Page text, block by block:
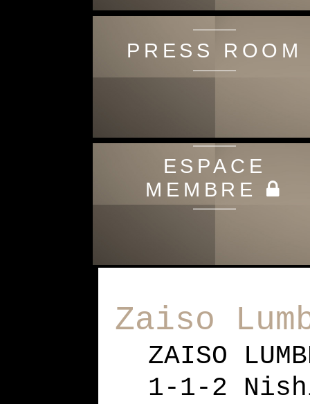
PRESS ROOM
ESPACE
MEMBRE
Zaiso
ZAISO
1-1-2